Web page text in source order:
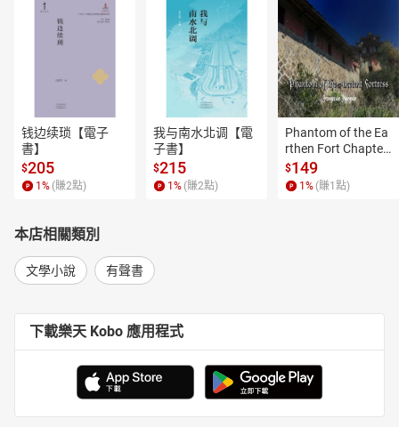
钱边续琐【電子
書】
$205
1 % (賺2點)
我与南水北调【電
子書】
$215
1 % (賺2點)
Phantom of the Ea
rthen Fort Chapter
4【有聲書】
$149
1 % (賺1 點)
本店相關類別
文學小說 有聲書
下載樂天 Kobo 應用程式